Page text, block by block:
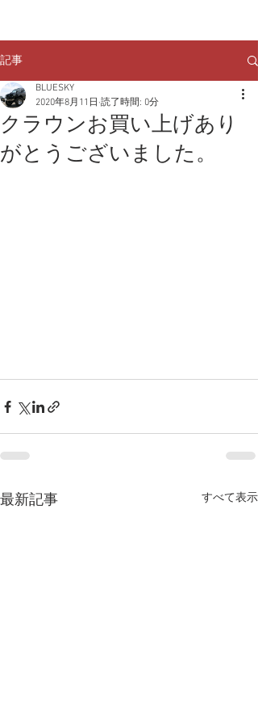
記事
クラウンお買い上げあり
がとうございました。
BLUESKY
2020年8月11日 読了時間: 0分
最新記事 すべて表示